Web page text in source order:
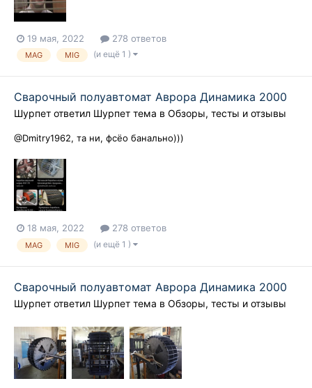
19 мая, 2022 278 ответов
MAG MIG (и ещё 1 )
Сварочный полуавтомат Аврора Динамика 2000
Шурпет ответил Шурпет тема в Обзоры, тесты и отзывы
@Dmitry1962, та ни, фсёо банально)))
18 мая, 2022 278 ответов
MAG MIG (и ещё 1 )
Сварочный полуавтомат Аврора Динамика 2000
Шурпет ответил Шурпет тема в Обзоры, тесты и отзывы